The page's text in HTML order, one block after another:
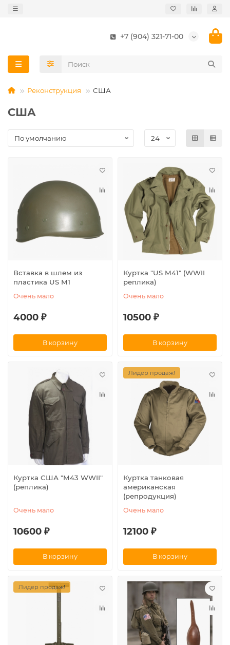
+7 (904) 321-71-00
Реконструкция США
США
Вставка в шлем из
пластика US M1
Очень мало
4000 ₽
В корзину
Куртка "US M41" (WWII
реплика)
Очень мало
10500 ₽
В корзину
Куртка США "M43 WWII"
(реплика)
Очень мало
10600 ₽
В корзину
Лидер продаж!
Куртка танковая
американская
(репродукция)
Очень мало
12100 ₽
В корзину
Лидер продаж!